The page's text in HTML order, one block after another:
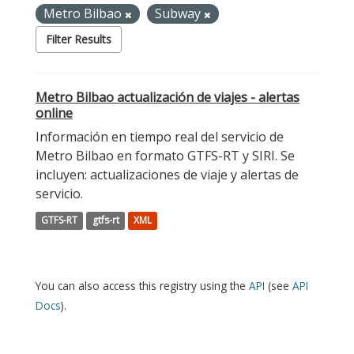
Metro Bilbao
Subway
Filter Results
Metro Bilbao actualización de viajes - alertas
online
Información en tiempo real del servicio de
Metro Bilbao en formato GTFS-RT y SIRI. Se
incluyen: actualizaciones de viaje y alertas de
servicio.
GTFS-RT gtfs-rt XML
You can also access this registry using the API (see API
Docs).